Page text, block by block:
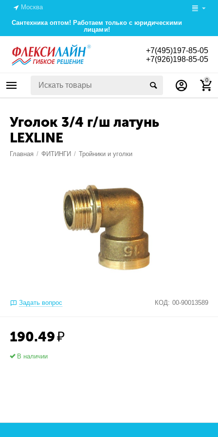
Москва
Сантехника оптом! Работаем только с юридическими
лицами!
+7(495)197-85-05
+7(926)198-85-05
0
Уголок 3/4 г/ш латунь
LEXLINE
Главная / ФИТИНГИ / Тройники и уголки
Задать вопрос КОД: 00-90013589
190.49₽
В наличии